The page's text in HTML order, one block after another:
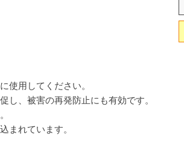
使用してください。
し、被害の再発防止にも有効です。
まれています。